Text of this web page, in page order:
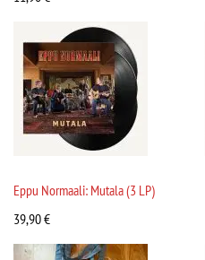
Eppu Normaali: Mutala (3 LP)
39,90€